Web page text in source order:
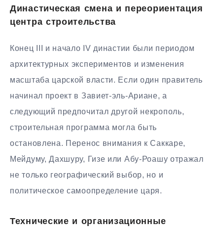
Династическая смена и переориентация
центра строительства
Конец III и начало IV династии были периодом
архитектурных экспериментов и изменения
масштаба царской власти. Если один правитель
начинал проект в Завиет-эль-Ариане, а
следующий предпочитал другой некрополь,
строительная программа могла быть
остановлена. Перенос внимания к Саккаре,
Мейдуму, Дахшуру, Гизе или Абу-Роашу отражал
не только географический выбор, но и
политическое самоопределение царя.
Технические и организационные